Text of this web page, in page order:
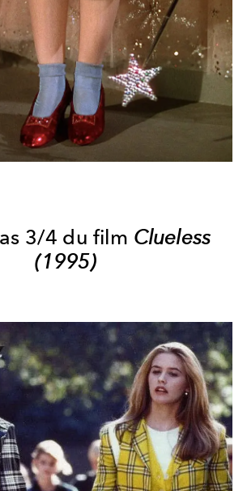
3/4 du film Clueless
(1995)